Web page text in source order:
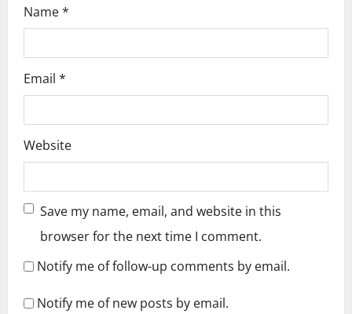
Name*
Email *
Website
Save my name, email, and website in this
browser for the next time I comment.
Notify me of follow-up comments by email.
Notify me of new posts by email.